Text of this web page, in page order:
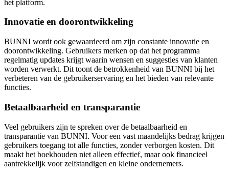
het platform.
Innovatie en doorontwikkeling
BUNNI wordt ook gewaardeerd om zijn constante innovatie en
doorontwikkeling. Gebruikers merken op dat het programma
regelmatig updates krijgt waarin wensen en suggesties van klanten
worden verwerkt. Dit toont de betrokkenheid van BUNNI bij het
verbeteren van de gebruikerservaring en het bieden van relevante
functies.
Betaalbaarheid en transparantie
Veel gebruikers zijn te spreken over de betaalbaarheid en
transparantie van BUNNI. Voor een vast maandelijks bedrag krijgen
gebruikers toegang tot alle functies, zonder verborgen kosten. Dit
maakt het boekhouden niet alleen effectief, maar ook financieel
aantrekkelijk voor zelfstandigen en kleine ondernemers.